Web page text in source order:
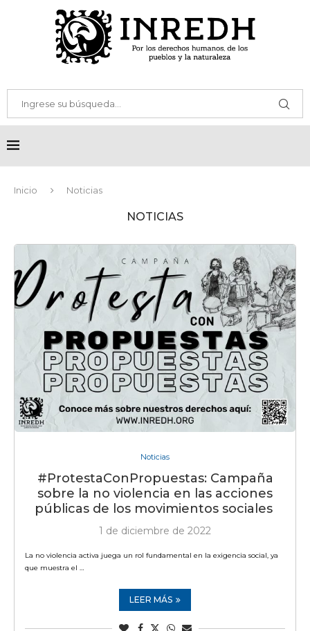
Inicio Noticias
NOTICIAS
Noticias
#ProtestaConPropuestas: Campaña
sobre la no violencia en las acciones
públicas de los movimientos sociales
1 de diciembre de 2022
La no violencia activa juega un rol fundamental en la exigencia social, ya
que muestra el …
LEER MÁS